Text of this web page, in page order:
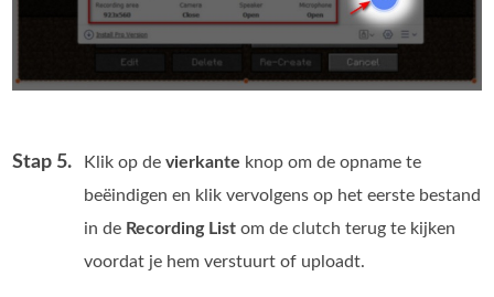
Stap 5. Klik op devierkante knop om de opname te
beëindigen en klik vervolgens op het eerste bestand
in de Recording List om de clutch terug te kijken
voordat je hem verstuurt of uploadt.